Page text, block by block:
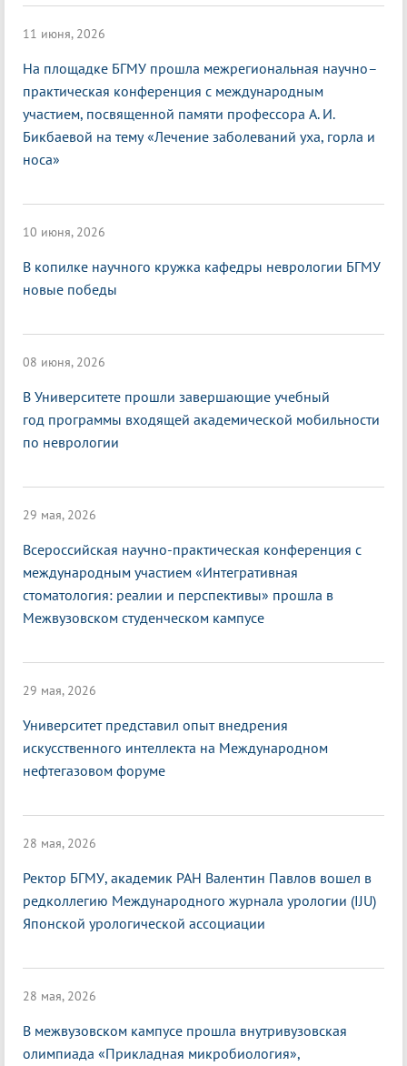
11 июня, 2026
На площадке БГМУ прошла межрегиональная научно–
практическая конференция с международным
участием, посвященной памяти профессора А. И.
Бикбаевой на тему «Лечение заболеваний уха, горла и
носа»
10 июня, 2026
В копилке научного кружка кафедры неврологии БГМУ
новые победы
08 июня, 2026
В Университете прошли завершающие учебный
год программы входящей академической мобильности
по неврологии
29 мая, 2026
Всероссийская научно-практическая конференция с
международным участием «Интегративная
стоматология: реалии и перспективы» прошла в
Межвузовском студенческом кампусе
29 мая, 2026
Университет представил опыт внедрения
искусственного интеллекта на Международном
нефтегазовом форуме
28 мая, 2026
Ректор БГМУ, академик РАН Валентин Павлов вошел в
редколлегию Международного журнала урологии (IJU)
Японской урологической ассоциации
28 мая, 2026
В межвузовском кампусе прошла внутривузовская
олимпиада «Прикладная микробиология»,